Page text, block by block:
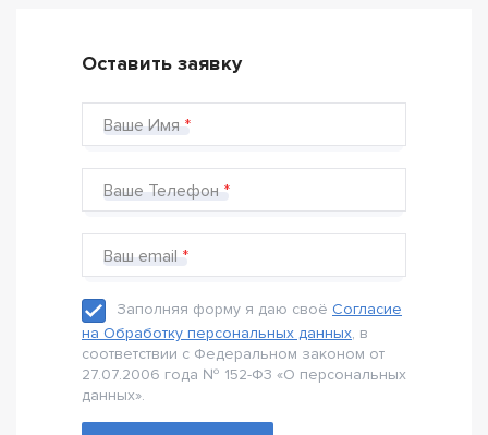
Оставить заявку
Ваше Имя
Ваше Телефон
Ваш email
Заполняя форму я даю своё Согласие
на Обработку персональных данных, в
соответствии с Федеральном законом от
27.07.2006 года № 152-Ф3 «О персональных
данных».